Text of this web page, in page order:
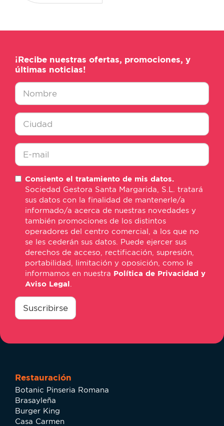
¡Recibe nuestras ofertas, promociones, y
últimas noticias!
Nombre
Ciudad
mail
Consiento el tratamiento de mis datos.
Sociedad Gestora Santa Margarida, S.L. tratará
sus datos con la finalidad de mantenerle/a
informado/a acerca de nuestras novedades y
también promociones de los distintos
operadores del centro comercial, a los que no
se les cederán sus datos. Puede ejercer sus
derechos de acceso, rectificación, supresión,
portabilidad, limitación y oposición, como le
informamos en nuestra Política de Privacidad y
Aviso Legal
consentimiento
Suscribirse
Restauración
Botanic Pinseria Romana
Brasayleña
Burger King
Casa Carmen